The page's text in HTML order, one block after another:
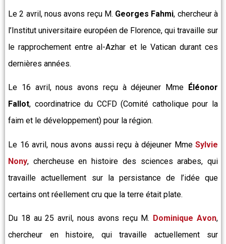
Le 2 avril, nous avons reçu M. Georges Fahmi, chercheur à
l’Institut universitaire européen de Florence, qui travaille sur
le rapprochement entre al-Azhar et le Vatican durant ces
dernières années.
Le 16 avril, nous avons reçu à déjeuner Mme
Éléonor
Fallot, coordinatrice du CCFD (Comité catholique pour la
faim et le développement) pour la région.
Le 16 avril, nous avons aussi reçu à déjeuner Mme Sylvie
Nony, chercheuse en histoire des sciences arabes, qui
travaille actuellement sur la persistance de l’idée que
certains ont réellement cru que la terre était plate.
Du 18 au 25 avril, nous avons reçu M. Dominique Avon,
chercheur en histoire, qui travaille actuellement sur